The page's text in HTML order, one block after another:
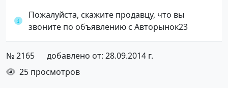
Пожалуйста, скажите продавцу, что вы
звоните по объявлению с Авторынок23
№ 2165
добавлено от: 28.09.2014 г.
25 просмотров